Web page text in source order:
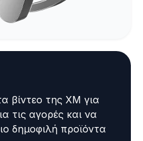
βίντεο της XM για
τις αγορές και να
δημοφιλή προϊόντα